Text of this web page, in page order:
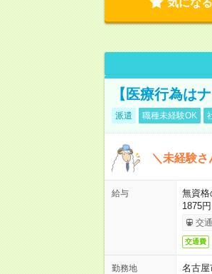
【医療行為は
派遣 職種未経験OK
＼未経験
給与
無資格
1875円
交
交通費
勤務地
名古屋